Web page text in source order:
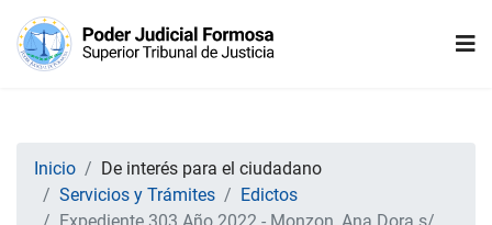
Inicio
De interés para el ciudadano
Servicios y Trámites
Edictos